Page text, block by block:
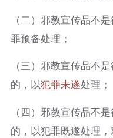
（二）邪教宣传品不
罪预备处理；
（三）邪教宣传品不
的，以犯罪未遂处理；
（四）邪教宣传品不
的，以犯罪既遂处理